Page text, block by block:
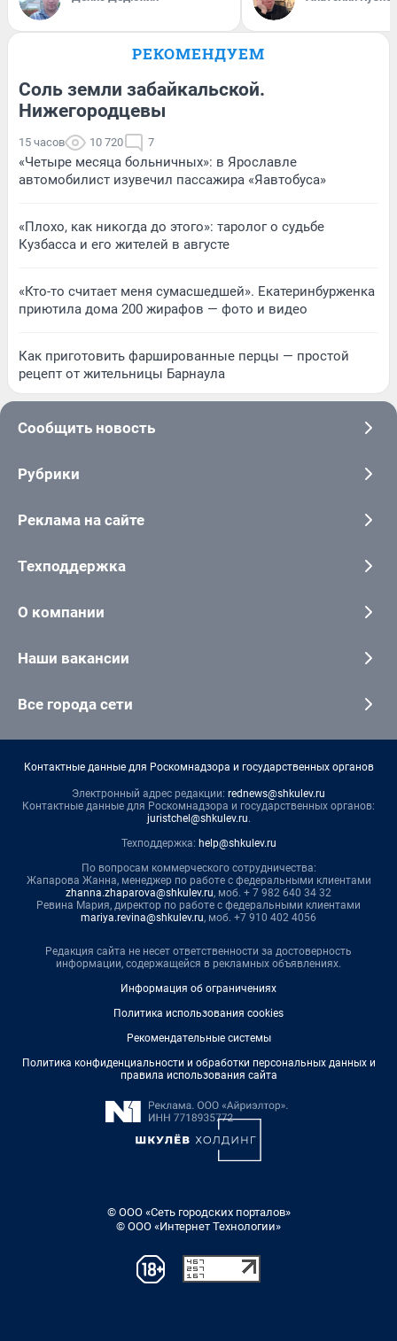
РЕКОМЕНДУЕМ
Соль земли забайкальской.
Нижегородцевы
15 часов 10 720 7
«Четыре месяца больничных»: в Ярославле
автомобилист изувечил пассажира «Яавтобуса»
«Плохо, как никогда до этого»: таролог о судьбе
Кузбасса и его жителей в августе
«Кто-то считает меня сумасшедшей». Екатеринбурженка
приютила дома 200 жирафов — фото и видео
Как приготовить фаршированные перцы — простой
рецепт от жительницы Барнаула
Сообщить новость
Рубрики
Реклама на сайте
Техподдержка
О компании
Наши вакансии
Все города сети
Контактные данные для Роскомнадзора и государственных органов
Электронный адрес редакции: rednews@shkulev.ru
Контактные данные для Роскомнадзора и государственных органов:
juristchel@shkulev.ru.
Техподдержка: help@shkulev.ru
По вопросам коммерческого сотрудничества:
Жапарова Жанна, менеджер по работе с федеральными клиентами
zhanna.zhaparova@shkulev.ru, моб. + 7 982 640 34 32
Ревина Мария, директор по работе с федеральными клиентами
mariya.revina@shkulev.ru, моб. +7 910 402 4056
Редакция сайта не несет ответственности за достоверность
информации, содержащейся в рекламных объявлениях.
Информация об ограничениях
Политика использования cookies
Рекомендательные системы
Политика конфиденциальности и обработки персональных данных и
правила использования сайта
© ООО «Сеть городских порталов»
© ООО «Интернет Технологии»